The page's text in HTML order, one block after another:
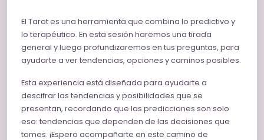
El Tarot es una herramienta que combina lo predictivo y
lo terapéutico. En esta sesión haremos una tirada
general y luego profundizaremos en tus preguntas, para
ayudarte a ver tendencias, opciones y caminos posibles.
Esta experiencia está diseñada para ayudarte a
descifrar las tendencias y posibilidades que se
presentan, recordando que las predicciones son solo
eso: tendencias que dependen de las decisiones que
tomes. ¡Espero acompañarte en este camino de